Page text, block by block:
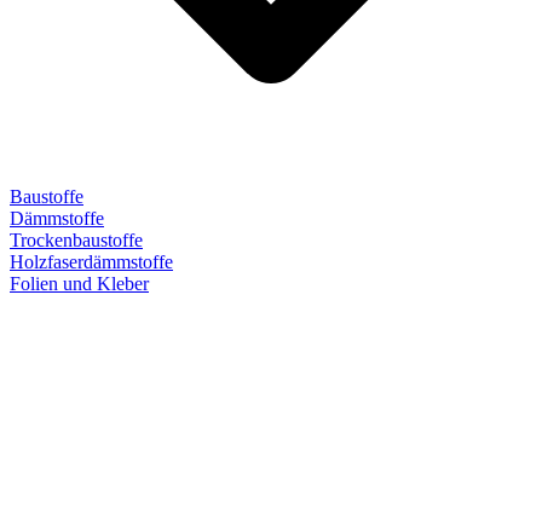
Baustoffe
Dämmstoffe
Trockenbaustoffe
Holzfaserdämmstoffe
Folien und Kleber